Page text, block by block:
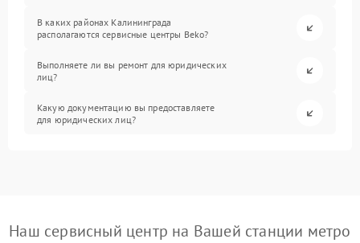
В каких районах Калининграда
располагаются сервисные центры Beko?
Выполняете ли вы ремонт для юридических
лиц?
Какую документацию вы предоставляете
для юридических лиц?
Наш сервисный центр на Вашей станции метро